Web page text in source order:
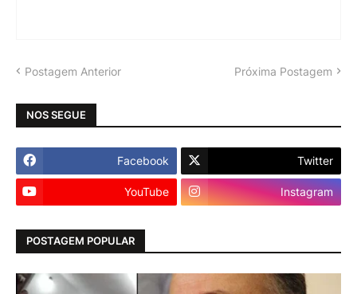
Postagem Anterior Próxima Postagem
NOS SEGUE
Facebook Twitter
YouTube Instagram
POSTAGEM POPULAR